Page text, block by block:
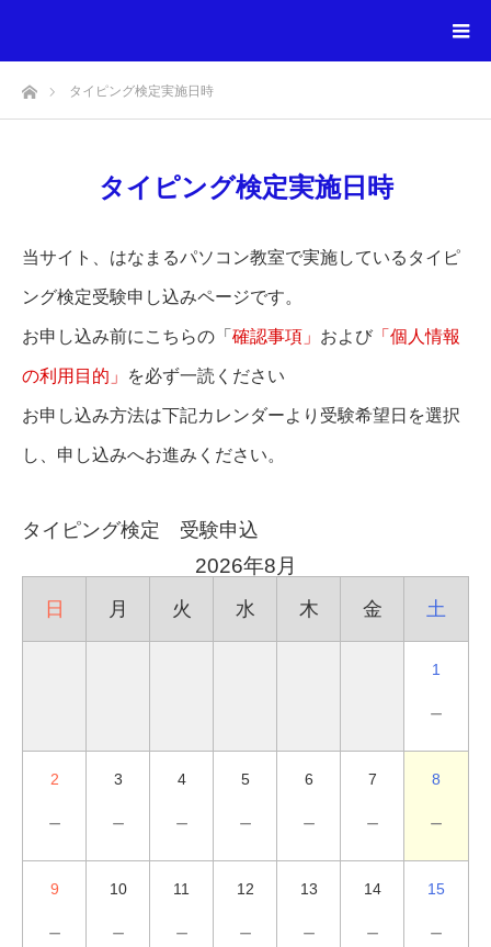
ホームタイピング検定実施日時
タイピング検定実施日時
当サイト、はなまるパソコン教室で実施しているタイピ
ング検定受験申し込みページです。
お申し込み前にこちらの「 確認事項」 および 「個人情報
の利用目的」 を必ず一読ください
お申し込み方法は下記カレンダーより受験希望日を選択
し、申し込みへお進みください。
タイピング検定 受験申込
2026年8月
日 月 火 水 木 金 土
1
－
2
－
3
－
4
－
5
－
6
－
7
－
8
－
9
－
10
－
11
－
12
－
13
－
14
－
15
－